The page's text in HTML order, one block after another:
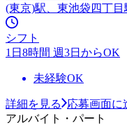
(東京)駅、東池袋四丁
シフト
1日8時間 週3日からOK
未経験OK
詳細を見る
応募画面に
アルバイト・パート